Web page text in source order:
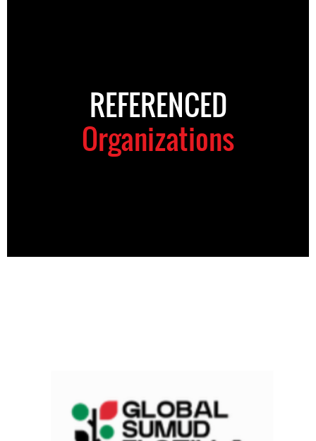
REFERENCED
Organizations